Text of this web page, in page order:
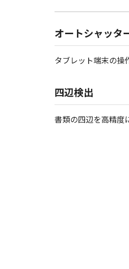
オートシャッタ
タブレット端末の操
四辺検出
書類の四辺を高精度